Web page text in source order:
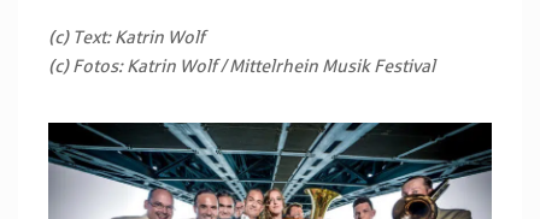
(c) Text: Katrin Wolf
(c) Fotos: Katrin Wolf / Mittelrhein Musik Festival